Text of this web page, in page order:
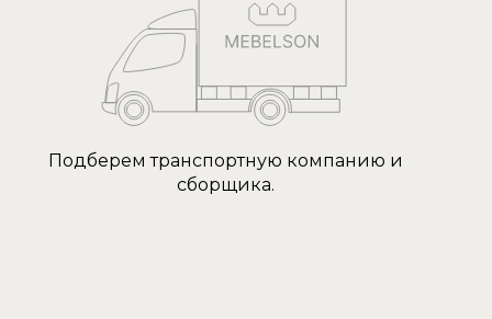
Подберем транспортную компанию и
сборщика.